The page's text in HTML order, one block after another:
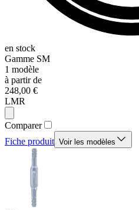
en stock
Gamme SM
1 modèle
à partir de
248,00 €
LMR
Comparer
Fiche produit Voir les modèles